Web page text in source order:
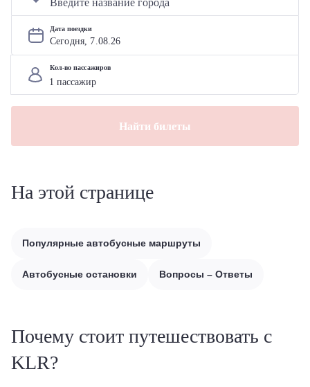
Дата поездки
Сегодня, 7.08.26
Кол-во пассажиров
Найти билеты
На этой странице
Популярные автобусные маршруты
Автобусные остановки Вопросы – Ответы
Почему стоит путешествовать с
KLR?